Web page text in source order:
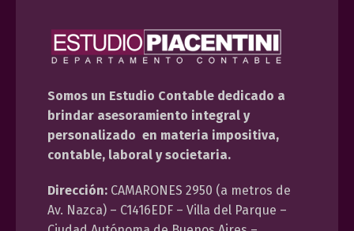
Somos un Estudio Contable dedicado a
brindar asesoramiento integral y
personalizado en materia impositiva,
contable, laboral y societaria.
Dirección: CAMARONES 2950 (a metros de
Av. Nazca) – C1416EDF – Villa del Parque –